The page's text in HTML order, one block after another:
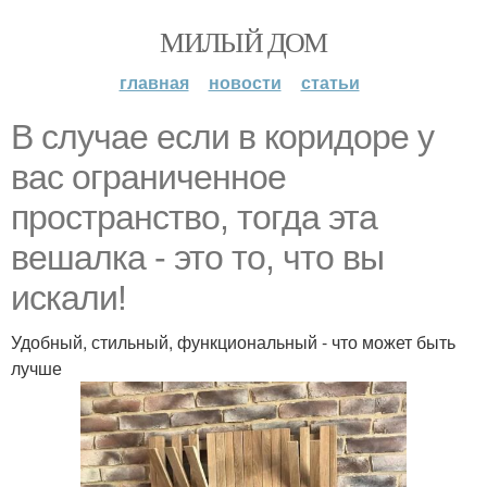
МИЛЫЙ ДОМ
главная новости статьи
В случае если в коридоре у
вас ограниченное
пространство, тогда эта
вешалка - это то, что вы
искали!
Удобный, стильный, функциональный - что может быть
лучше